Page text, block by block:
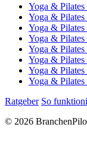
Yoga &
Yoga &
Yoga &
Yoga &
Yoga &
Yoga &
Yoga &
Yoga &
Ratgeber So
© 2026